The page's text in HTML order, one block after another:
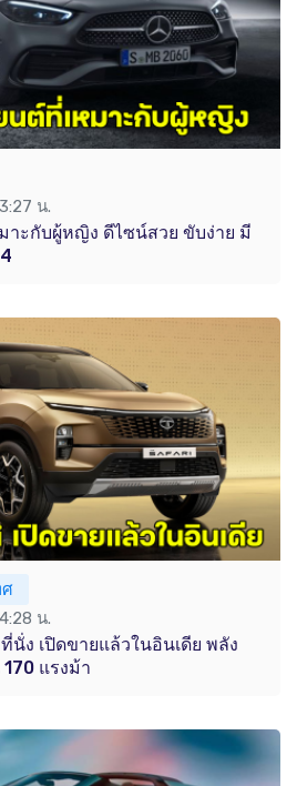
น.
าะกับผู้หญิง ดีไซน์สวย ขับง่าย มี
ศ
น.
นั่ง เปิดขายแล้วในอินเดีย พลัง
แรงม้า